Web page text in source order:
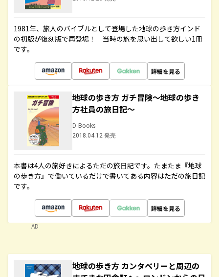
1981年、旅人のバイブルとして登場した地球の歩き方インド
の初版が復刻版で再登場！ 当時の旅を思い出して欲しい1冊
です。
詳細を見る
地球の歩き方 ガチ冒険～地球の歩き
方社員の旅日記～
D-Books
2018.04.12 発売
本書は4人の旅好きによるただの旅日記です。たまたま『地球
の歩き方』で働いているだけで書いてある内容はただの旅日記
です。
詳細を見る
AD
地球の歩き方 カンタベリーと周辺の